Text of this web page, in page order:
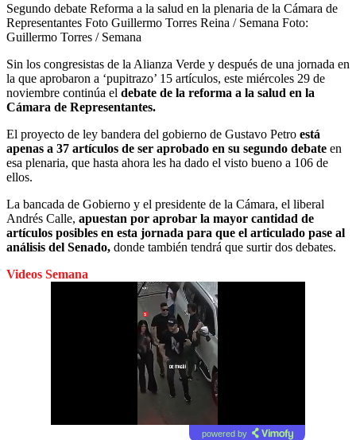
Segundo debate Reforma a la salud en la plenaria de la Cámara de
Representantes Foto Guillermo Torres Reina / Semana Foto:
Guillermo Torres / Semana
Sin los congresistas de la Alianza Verde y después de una jornada en
la que aprobaron a ‘pupitrazo’ 15 artículos, este miércoles 29 de
noviembre continúa el debate de la reforma a la salud en la
Cámara de Representantes.
El proyecto de ley bandera del gobierno de Gustavo Petro está
apenas a 37 artículos de ser aprobado en su segundo debate en
esa plenaria, que hasta ahora les ha dado el visto bueno a 106 de
ellos.
La bancada de Gobierno y el presidente de la Cámara, el liberal
Andrés Calle, apuestan por aprobar la mayor cantidad de
artículos posibles en esta jornada para que el articulado pase al
análisis del Senado, donde también tendrá que surtir dos debates.
Videos Semana
powered by